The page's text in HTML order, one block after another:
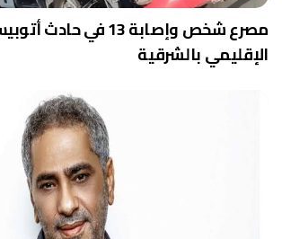
مصرع شخص وإصابة 13
الإقليمي بالشرقية